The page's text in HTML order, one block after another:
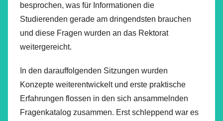
besprochen, was für Informationen die
Studierenden gerade am dringendsten brauchen
und diese Fragen wurden an das Rektorat
weitergereicht.
In den darauffolgenden Sitzungen wurden
Konzepte weiterentwickelt und erste praktische
Erfahrungen flossen in den sich ansammelnden
Fragenkatalog zusammen. Erst schleppend war es